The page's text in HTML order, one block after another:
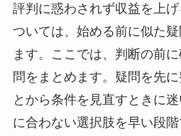
評判に惑わされず収益を上
ついては、始める前に似た
ます。ここでは、判断の前
問をまとめます。疑問を先
とから条件を見直すときに
に合わない選択肢を早い段